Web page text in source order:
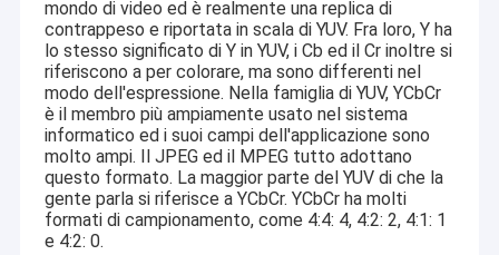
Casa
Prodotti
mondo di video ed è realmente una replica di
contrappeso e riportata in scala di YUV. Fra loro, Y ha
lo stesso significato di Y in YUV, i Cb ed il Cr inoltre si
riferiscono a per colorare, ma sono differenti nel
modo dell'espressione. Nella famiglia di YUV, YCbCr
è il membro più ampiamente usato nel sistema
informatico ed i suoi campi dell'applicazione sono
molto ampi. Il JPEG ed il MPEG tutto adottano
questo formato. La maggior parte del YUV di che la
gente parla si riferisce a YCbCr. YCbCr ha molti
formati di campionamento, come 4:4: 4, 4:2: 2, 4:1: 1
e 4:2: 0.
La tecnologia il Co., srl di Shenzhen Sinoseen è stata stabilita nel
marzo 2009. Per le decadi eccessive, Sinoseen è stato dedicato
a fornire ai clienti le varie soluzioni su misura OEM/ODM di